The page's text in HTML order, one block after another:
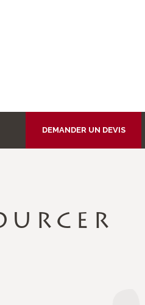
DEMANDER UN DEVIS